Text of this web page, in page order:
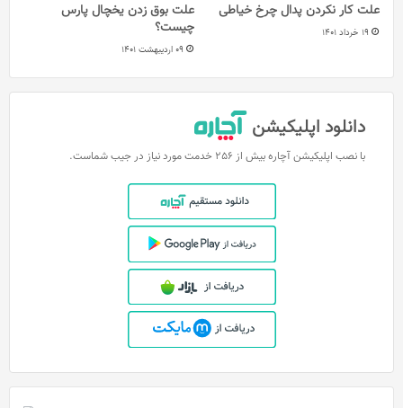
علت کار نکردن پدال چرخ خیاطی
19 خرداد 1401
علت بوق زدن یخچال پارس
چیست؟
09 اردیبهشت 1401
دانلود اپلیکیشن
با نصب اپلیکیشن آچاره بیش از 256 خدمت مورد نیاز در جیب شماست.